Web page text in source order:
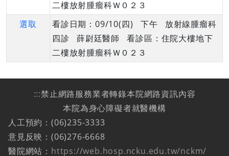
二樓放射腫瘤科Ｗ０２３
選取
看診日期：09/10(四) 下午 放射線腫瘤科
四診 薛尉廷醫師 看診區：住院大樓地下
二樓放射腫瘤科Ｗ０２３
:::禁止網路服務業者轉錄本院網路資訊內容
本院為身心障礙者就醫機構
人工預約：(06)235-3333
意見反映：(06)276-6668
醫院網站： https://web.hosp.ncku.edu.tw/nckm/